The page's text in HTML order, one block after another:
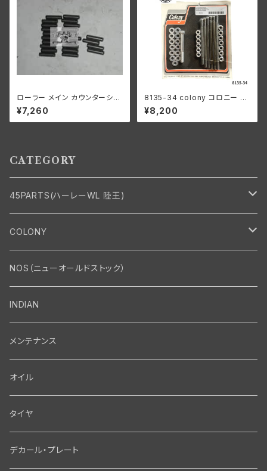
ローラー メイン カウンターシャ
フト 0008"オーバーサイズ 24
個 ハーレーダビッドソン
¥7,260
8135-34 colony コロニー カ
ドミメッキ ファスナー モーター
ケース キット ハーレーダビッド
ソン
¥8,200
CATEGORY
45PARTS(ハーレーWL 陸王)
エンジン
エンジン・シリンダーヘッド
バルブ・タペット関係
マフラー・インテーク・キャブレター
マフラー関係
インテーク・キャブレター関係
エレクトリカル
ジェネレーター関係
ディストリビューター関係
駆動系
ドライブチェーン関係
スプロケット・ベルトドライブキット
フロントフォーク・フレーム
フロントフォーク関係
ソフテイル用 New Springer Fork
シート・サドルバッグ
シートポスト関係
ハンドルバー・タンク・フェンダー
COLONY
Bolt・Nut
Nut
Screw
Front End・Rear End
Wheel-Brake
Fork-Shockabsorber
Motor
Motor
Carbrator
Transmission・Primary
Transmission-Shifter
Primary-clutch-Kickstarter
Gastank・Oiltank
Oilline
Electrical
NOS（ニューオールドストック）
INDIAN
メンテナンス
オイル
タイヤ
デカール・プレート